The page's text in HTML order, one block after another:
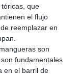
que
el flujo
reemplazar en
son
fundamentales
en el barril de